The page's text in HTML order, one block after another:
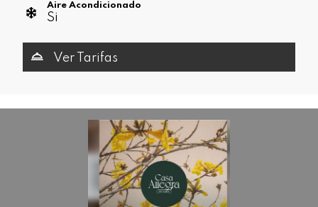
Aire Acondicionado
Si
Ver Tarifas